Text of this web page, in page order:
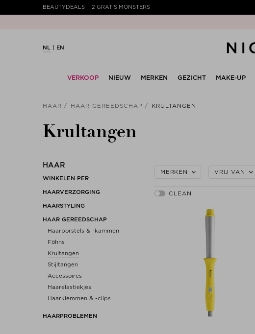
BEAUTYDEALS 2 GRATIS MONSTERS
NL EN
VERKOOP NIEUW MERKEN GEZICHT MAKE-UP
HAAR HAAR GEREEDSCHAP KRULTANGEN
Krultangen
HAAR
WINKELEN PER
HAARVERZORGING
HAARSTYLING
HAAR GEREEDSCHAP
Haarborstels & -kammen
Föhns
Krultangen
Stijltangen
Accessoires
Haarelastiekjes
Haarklemmen & -clips
HAARPROBLEMEN
MERKEN VRIJ VAN